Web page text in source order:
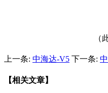
（
上一条: 中海达-V5 下一条:
【相关文章】